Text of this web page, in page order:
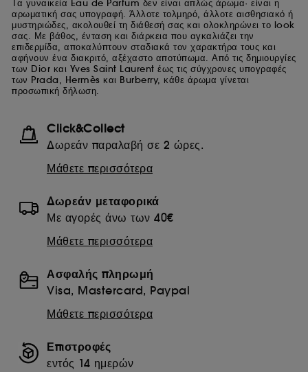
Τα γυναικεία Eau de Parfum δεν είναι απλώς άρωμα· είναι η
αρωματική σας υπογραφή. Άλλοτε τολμηρό, άλλοτε αισθησιακό ή
μυστηριώδες, ακολουθεί τη διάθεσή σας και ολοκληρώνει το look
σας. Με βάθος, ένταση και διάρκεια που αγκαλιάζει την
επιδερμίδα, αποκαλύπτουν σταδιακά τον χαρακτήρα τους και
αφήνουν ένα διακριτό, αξέχαστο αποτύπωμα. Από τις δημιουργίες
των Dior και Yves Saint Laurent έως τις σύγχρονες υπογραφές
των Prada, Hermès και Burberry, κάθε άρωμα γίνεται
προσωπική δήλωση.
Click&Collect
Δωρεάν παραλαβή σε 2 ώρες.
Μάθετε περισσότερα
Δωρεάν μεταφορικά
Με αγορές άνω των 40€
Μάθετε περισσότερα
Ασφαλής πληρωμή
Visa, Mastercard, Paypal
Μάθετε περισσότερα
Επιστροφές
εντός 14 ημερών